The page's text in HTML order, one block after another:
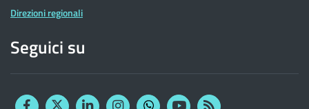
Direzioni regionali
Seguici su
FacebookTwitterLinkedinInstagram YouTubeRSS